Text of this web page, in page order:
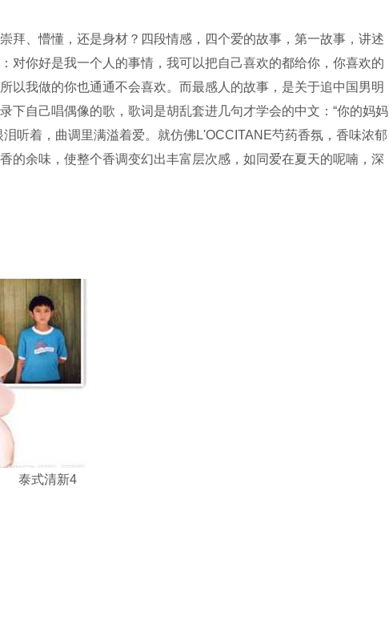
、懵懂，还是身材？四段情感，四个爱的故事，第一故事，讲述
对你好是我一个人的事情，我可以把自己喜欢的都给你，你喜欢的
以我做的你也通通不会喜欢。而最感人的故事，是关于追中国男明
下自己唱偶像的歌，歌词是胡乱套进几句才学会的中文：“你的妈妈
听着，曲调里满溢着爱。就仿佛L'OCCITANE芍药香氛，香味浓郁
的余味，使整个香调变幻出丰富层次感，如同爱在夏天的呢喃，深
泰式清新4